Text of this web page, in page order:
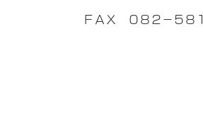
ＦＡＸ ０８２－５８